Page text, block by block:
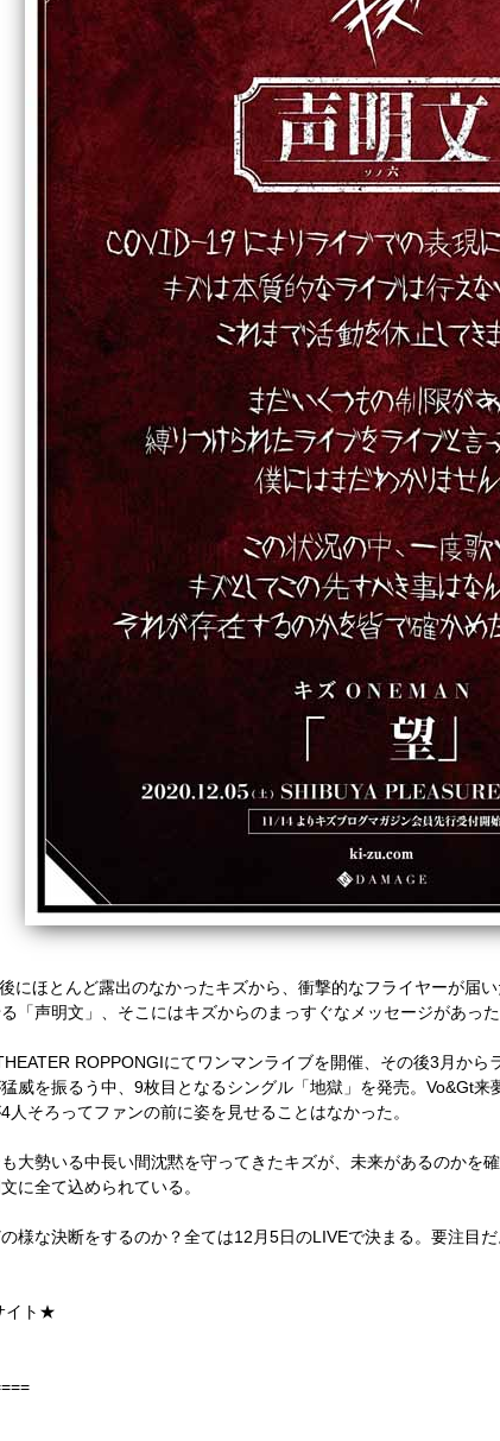
にほとんど露出のなかったキズから、衝撃的なフライヤーが届い
「声明文」、そこにはキズからのまっすぐなメッセージがあった
ROPPONGIにてワンマンライブを開催、その後3 月から
威を振るう中、 9枚目となるシングル「地獄」を発売。 Vo&Gt来
4人そろってファンの前に姿を見せることはなかった。
大勢いる中長い間沈黙を守ってきたキズが、未来があるのかを
に全て込められている。
様な決断をするのか？全ては12 月5日のLIVEで決まる。要注目だ
イト★